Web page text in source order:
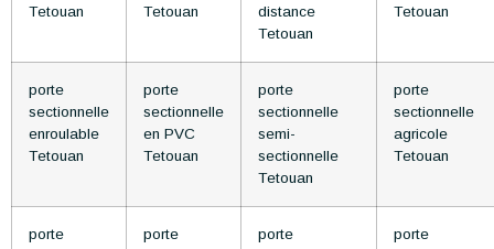
Tetouan
Tetouan
distance
Tetouan
Tetouan
porte
sectionnelle
enroulable
Tetouan
porte
sectionnelle
en PVC
Tetouan
porte
sectionnelle
semi-
sectionnelle
Tetouan
porte
sectionnelle
agricole
Tetouan
porte
porte
porte
porte